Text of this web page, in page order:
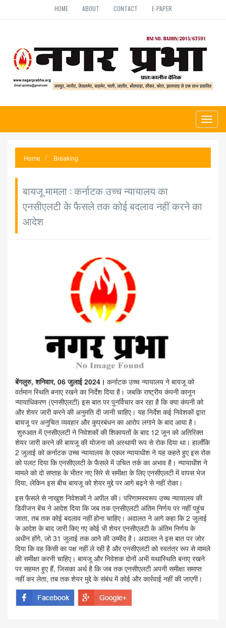
HOME ABOUT CONTACT E-PAPER
Home Breaking
बायजू मामला : कर्नाटक उच्च न्यायालय का
एनसीएलटी के फैसले तक कोई बदलाव नहीं करने का
आदेश
बेंगलुरु, शनिवार, 06 जुलाई 2024। कर्नाटक उच्च न्यायालय ने बायजू को
वर्तमान स्थिति बनाए रखने का निर्देश दिया है। जबकि राष्ट्रीय कंपनी कानून
न्यायाधिकरण (एनसीएलटी) इस बात पर पुनर्विचार कर रहा है कि क्या कंपनी को
और शेयर जारी करने की अनुमति दी जानी चाहिए। यह निर्देश कई निवेशकों द्वारा
बायजू पर अनुचित व्यवहार और कुप्रबंधन का आरोप लगाने के बाद आया है।
शुरुआत में एनसीएलटी ने निवेशकों की शिकायतों के बाद 12 जून को अतिरिक्त
शेयर जारी करने की बायजू की योजना को अस्थायी रूप से रोक दिया था। हालाँकि
2 जुलाई को कर्नाटक उच्च न्यायालय के एकल न्यायाधीश ने यह कहते हुए इस रोक
को पलट दिया कि एनसीएलटी के फैसले में उचित तर्क का अभाव है। न्यायाधीश ने
मामले को दो सप्ताह के भीतर नए सिरे से समीक्षा के लिए एनसीएलटी में वापस भेज
दिया, लेकिन इस बीच बायजू को शेयर मुद्दे पर आगे बढ़ने से नहीं रोका।
इस फैसले से नाखुश निवेशकों ने अपील की। परिणामस्वरूप उच्च न्यायालय की
डिवीजन बेंच ने आदेश दिया कि जब तक एनसीएलटी अंतिम निर्णय पर नहीं पहुंच
जाता, तब तक कोई बदलाव नहीं होना चाहिए। अदालत ने आगे कहा कि 2 जुलाई
के आदेश के बाद जारी किए गए कोई भी शेयर एनसीएलटी के अंतिम निर्णय के
अधीन होंगे, जो 31 जुलाई तक आने की उम्मीद है। अदालत ने इस बात पर जोर
दिया कि वह किसी का पक्ष नहीं ले रही है और एनसीएलटी को स्वतंत्र रूप से मामले
की समीक्षा करनी चाहिए। बायजू और निवेशक दोनों अभी यथास्थिति बनाए रखने
पर सहमत हुए हैं, जिसका अर्थ है कि जब तक एनसीएलटी अपनी समीक्षा समाप्त
नहीं कर लेता, तब तक शेयर मुद्दे के संबंध में कोई और कार्रवाई नहीं की जाएगी।